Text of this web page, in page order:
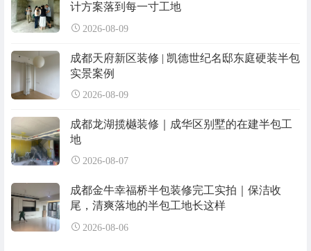
计方案落到每一寸工地
2026-08-09
成都天府新区装修 | 凯德世纪名邸东庭硬装半包
实景案例
2026-08-09
成都龙湖揽樾装修｜成华区别墅的在建半包工
地
2026-08-07
成都金牛幸福桥半包装修完工实拍｜保洁收
尾，清爽落地的半包工地长这样
2026-08-06